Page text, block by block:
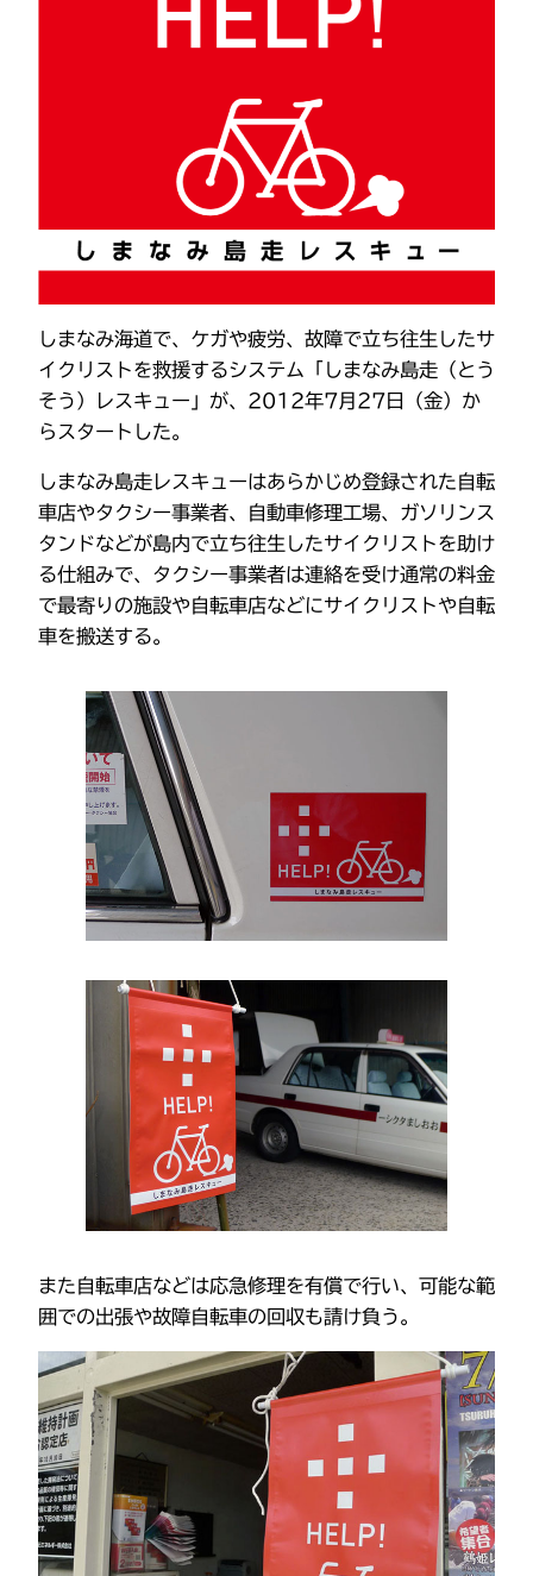
しまなみ海道で、ケガや疲労、故障で立ち往生したサ
イクリストを救援するシステム「しまなみ島走（とう
そう）レスキュー」が、2012年7月27日（金）か
らスタートした。
しまなみ島走レスキューはあらかじめ登録された自転
車店やタクシー事業者、自動車修理工場、ガソリンス
タンドなどが島内で立ち往生したサイクリストを助け
る仕組みで、タクシー事業者は連絡を受け通常の料金
で最寄りの施設や自転車店などにサイクリストや自転
車を搬送する。
また自転車店などは応急修理を有償で行い、可能な範
囲での出張や故障自転車の回収も請け負う。